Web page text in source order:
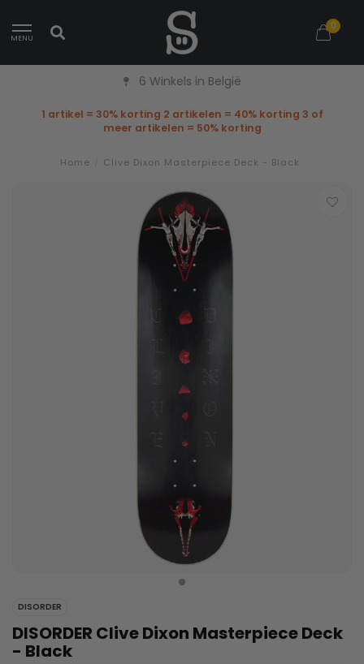
MENU
0
Snelle levering
1 artikel = 30% korting 2 artikelen = 40% korting 3 of
meer artikelen = 50% korting
Home Clive Dixon Masterpiece Deck - Black
DISORDER
DISORDER Clive Dixon Masterpiece Deck
- Black